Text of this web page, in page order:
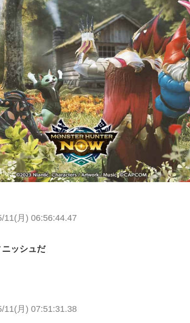
11(月) 06:56:44.47
ッシュだ
11(月) 07:51:31.38